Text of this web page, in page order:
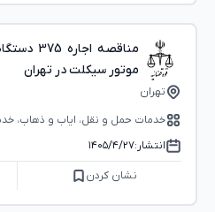
موتور سیکلت در تهران
تهران
خدمات حمل و نقل، ایاب و ذهاب،
انتشار:۱۴۰۵/۴/۲۷
نشان کردن